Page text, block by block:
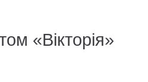
«Вікторія»